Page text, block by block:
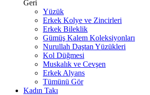
Geri
Yüzük
Erkek Kolye ve Zincirleri
Erkek Bileklik
Gümüş Kalem Koleksiyonları
Nurullah Daştan Yüzükleri
Kol Düğmesi
Muskalık ve Cevşen
Erkek Alyans
Tümünü Gör
Kadın Takı